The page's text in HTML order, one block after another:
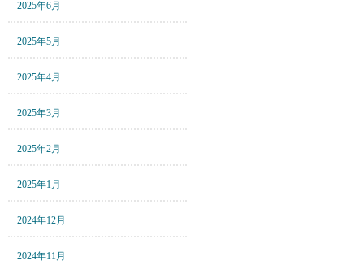
2025年6月
2025年5月
2025年4月
2025年3月
2025年2月
2025年1月
2024年12月
2024年11月